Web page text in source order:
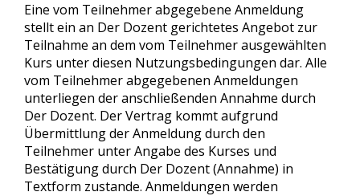
Eine vom Teilnehmer abgegebene Anmeldung
stellt ein an Der Dozent gerichtetes Angebot zur
Teilnahme an dem vom Teilnehmer ausgewählten
Kurs unter diesen Nutzungsbedingungen dar. Alle
vom Teilnehmer abgegebenen Anmeldungen
unterliegen der anschließenden Annahme durch
Der Dozent. Der Vertrag kommt aufgrund
Übermittlung der Anmeldung durch den
Teilnehmer unter Angabe des Kurses und
Bestätigung durch Der Dozent (Annahme) in
Textform zustande. Anmeldungen werden